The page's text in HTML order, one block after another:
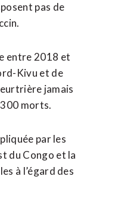
pas de
entre 2018 et
Kivu et de
jamais
morts.
par les
du Congo et la
à l’égard des